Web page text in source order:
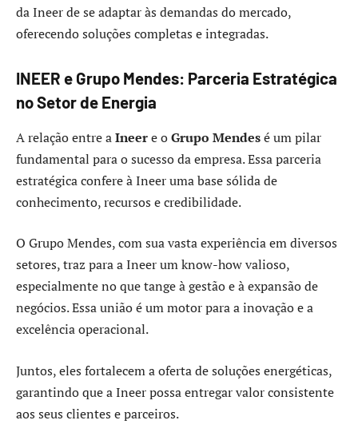
da Ineer de se adaptar às demandas do mercado,
oferecendo soluções completas e integradas.
INEER e Grupo Mendes: Parceria Estratégica
no Setor de Energia
A relação entre aIneere oGrupo Mendesé um pilar
fundamental para o sucesso da empresa. Essa parceria
estratégica confere à Ineer uma base sólida de
conhecimento, recursos e credibilidade.
O Grupo Mendes, com sua vasta experiência em diversos
setores, traz para a Ineer um know-how valioso,
especialmente no que tange à gestão e à expansão de
negócios. Essa união é um motor para a inovação e a
excelência operacional.
Juntos, eles fortalecem a oferta de soluções energéticas,
garantindo que a Ineer possa entregar valor consistente
aos seus clientes e parceiros.